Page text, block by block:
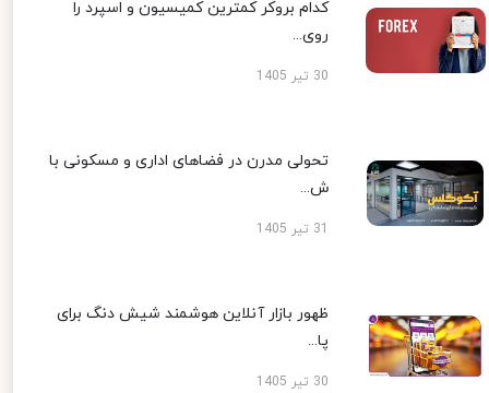
کدام بروکر کمترین کمیسیون و اسپرد را
روی...
30 تیر 1405
تحولی مدرن در فضاهای اداری و مسکونی با
ش...
ظهور بازار آنلاین هوشمند شیش دنگ برای
پا...
30 تیر 1405